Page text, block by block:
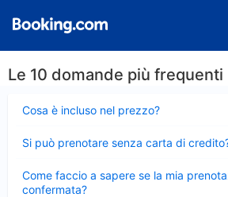
Le 10 domande più frequenti
Cosa è incluso nel prezzo?
chiuso
Si può prenotare senza carta di
chiuso
Come faccio a sapere se la mia
confermata?
chiuso